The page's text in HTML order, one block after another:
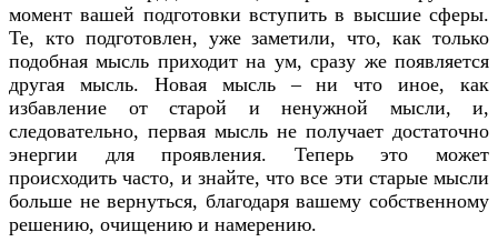
момент вашей подготовки вступить в высшие сферы.
Те, кто подготовлен, уже заметили, что, как только
подобная мысль приходит на ум, сразу же появляется
другая мысль. Новая мысль – ни что иное, как
избавление от старой и ненужной мысли, и,
следовательно, первая мысль не получает достаточно
энергии для проявления. Теперь это может
происходить часто, и знайте, что все эти старые мысли
больше не вернуться, благодаря вашему собственному
решению, очищению и намерению.